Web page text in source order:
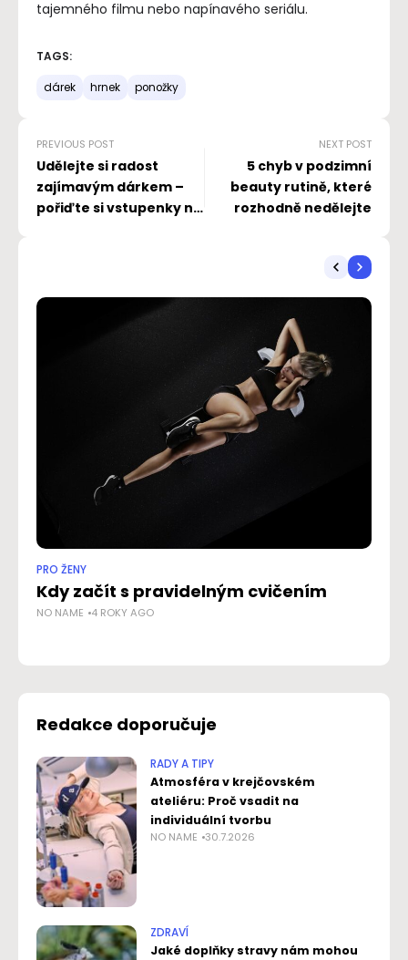
tajemného filmu nebo napínavého seriálu.
TAGS:
dárek hrnek ponožky
PREVIOUS POST
Udělejte si radost
zajímavým dárkem –
pořiďte si vstupenky na
NEXT POST
5 chyb v podzimní
beauty rutině, které
rozhodně nedělejte
PRO ŽENY
Kdy začít s pravidelným cvičením
NO NAME 4 ROKY AGO
Redakce doporučuje
RADY A TIPY
Atmosféra v krejčovském
ateliéru: Proč vsadit na
individuální tvorbu
NO NAME 30.7.2026
ZDRAVÍ
Jaké doplňky stravy nám mohou